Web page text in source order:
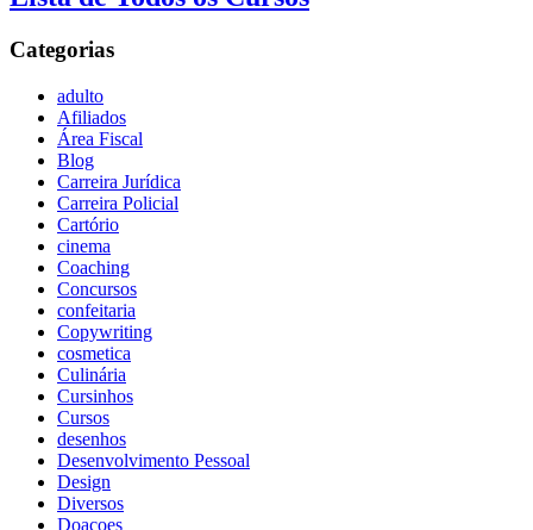
Categorias
adulto
Afiliados
Área Fiscal
Blog
Carreira Jurídica
Carreira Policial
Cartório
cinema
Coaching
Concursos
confeitaria
Copywriting
cosmetica
Culinária
Cursinhos
Cursos
desenhos
Desenvolvimento Pessoal
Design
Diversos
Doaçoes